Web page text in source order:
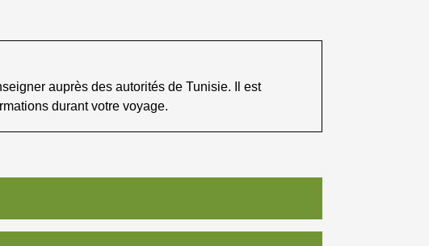
auprès des autorités de Tunisie. Il est
durant votre voyage.